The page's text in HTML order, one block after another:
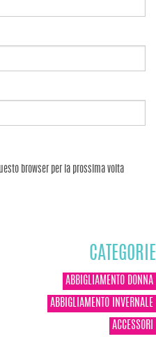
browser per la prossima volta
CATEGORIE
ABBIGLIAMENTO DONNA
ABBIGLIAMENTO INVERNALE
ACCESSORI